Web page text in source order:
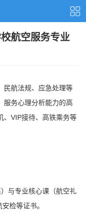
航空服务专业
民航法规、应急处理等
服务心理分析能力的高
、VIP接待、高铁乘务等
与专业核心课（航空礼
安检等证书。